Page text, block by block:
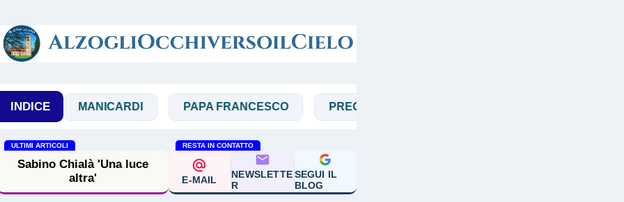
INDICEMANICARDI PAPA FRANCESCO PREGHIERE
ULTIMI ARTICOLI
Sabino Chialà 'Una luce
altra'
RESTA IN CONTATTO
E-MAIL
NEWSLETTE
R
SEGUI IL
BLOG